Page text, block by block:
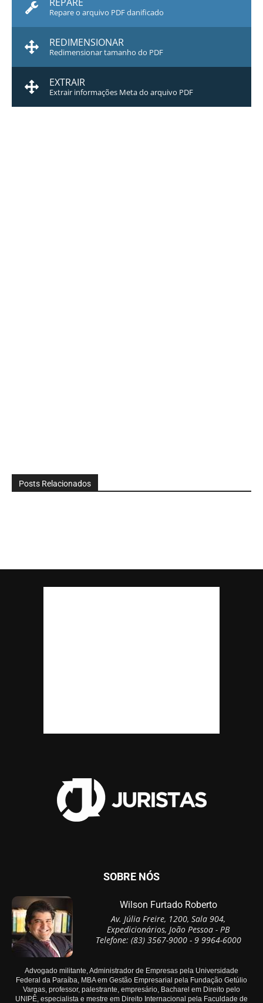
Repare o arquivo PDF danificado
REDIMENSIONAR
Redimensionar tamanho do PDF
EXTRAIR
Extrair informações Meta do arquivo PDF
Posts Relacionados
SOBRE NÓS
Wilson Furtado Roberto
Av. Júlia Freire, 1200, Sala 904,
Expedicionários, João Pessoa - PB
Telefone: (83) 3567-9000 - 9 9964-6000
Advogado militante, Administrador de Empresas pela Universidade
Federal da Paraíba, MBA em Gestão Empresarial pela Fundação Getúlio
Vargas, professor, palestrante, empresário, Bacharel em Direito pelo
UNIPÊ, especialista e mestre em Direito Internacional pela Faculdade de